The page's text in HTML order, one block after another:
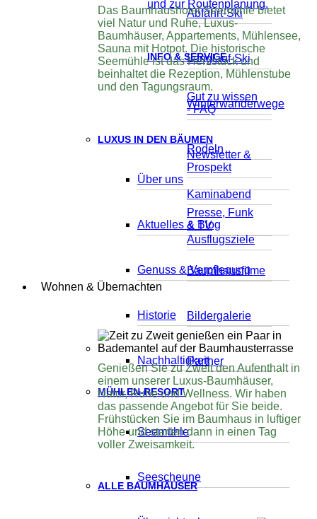
Abfahrt-Ski
Langlauf-Ski
Winterwanderwege
Rodeln
Kaminabend
Ausflugsziele
und zur Routenplanung.
INFO & SERVICE
Gut zu wissen
- FAQ
Newsletter &
Prospekt
Presse, Funk
& TV
Baumhausfilme
Bildergalerie
Partner
Das Baumhaushotel Seemühle bietet
viel Natur und Ruhe, Luxus-
Baumhäuser, Appartements, Mühlensee,
Sauna mit Hotpot. Die historische
Seemühle ist das Herzstück und
beinhaltet die Rezeption, Mühlenstube
und den Tagungsraum.
LUXUS IN DEN BÄUMEN
Über uns
Aktuelles & Blog
Genuss & Verpflegung
Historie
Nachhaltigkeit
MÜHLEN-RESORT
Seemühle
Seescheune
Wohnen & Übernachten
Genießen Sie zu Zweit den Aufenthalt in
einem unserer Luxus-Baumhäuser,
Natur, Ruhe und Wellness. Wir haben
das passende Angebot für Sie beide.
Frühstücken Sie im Baumhaus in luftiger
Höhe und starten dann in einen Tag
voller Zweisamkeit.
ALLE BAUMHÄUSER